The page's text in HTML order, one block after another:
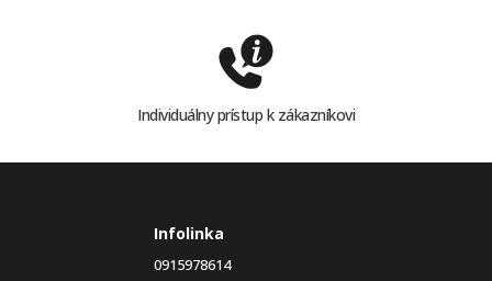
Individuálny prístup k zákazníkovi
Infolinka
0915978614